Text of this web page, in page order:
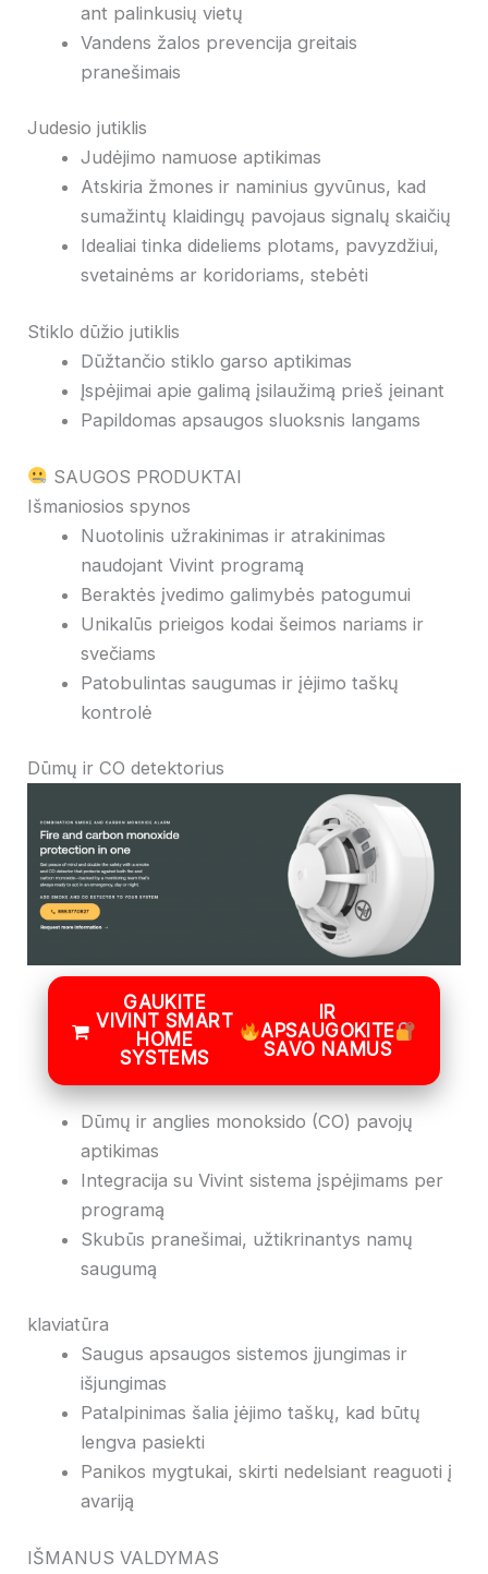
ant palinkusių vietų
Vandens žalos prevencija greitais
pranešimais
Judesio jutiklis
Judėjimo namuose aptikimas
Atskiria žmones ir naminius gyvūnus, kad
sumažintų klaidingų pavojaus signalų skaičių
Idealiai tinka dideliems plotams, pavyzdžiui,
svetainėms ar koridoriams, stebėti
Stiklo dūžio jutiklis
Dūžtančio stiklo garso aptikimas
Įspėjimai apie galimą įsilaužimą prieš įeinant
Papildomas apsaugos sluoksnis langams
SAUGOS PRODUKTAI
Išmaniosios spynos
Nuotolinis užrakinimas ir atrakinimas
naudojant Vivint programą
Beraktės įvedimo galimybės patogumui
Unikalūs prieigos kodai šeimos nariams ir
svečiams
Patobulintas saugumas ir įėjimo taškų
kontrolė
Dūmų ir CO detektorius
GAUKITE
VIVINT SMART
HOME
SYSTEMS
IR
APSAUGOKITE
SAVO NAMUS
Dūmų ir anglies monoksido (CO) pavojų
aptikimas
Integracija su Vivint sistema įspėjimams per
programą
Skubūs pranešimai, užtikrinantys namų
saugumą
klaviatūra
Saugus apsaugos sistemos įjungimas ir
išjungimas
Patalpinimas šalia įėjimo taškų, kad būtų
lengva pasiekti
Panikos mygtukai, skirti nedelsiant reaguoti į
avariją
IŠMANUS VALDYMAS